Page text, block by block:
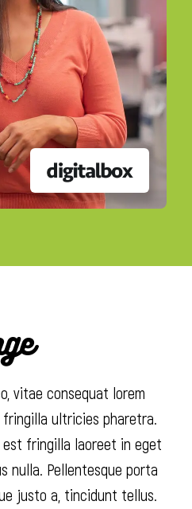
vitae consequat lorem
ultricies pharetra.
fringilla laoreet in eget
nulla. Pellentesque porta
justo a, tincidunt tellus.